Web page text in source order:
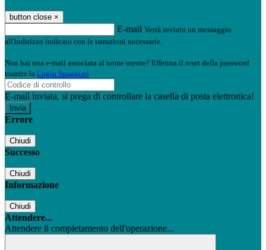
button close ×
E-mail Verrà inviato un messaggio
all'indirizzo indicato con le istruzioni necessarie.
Non hai una e-mail associata al nome utente? Effettua il reset della password
tramite la Login Spaggiari
E-mail inviata, si prega di controllare la casella di posta elettronica!
Errore
Chiudi
Successo
Chiudi
Informazione
Chiudi
Attendere...
Attendere il completamento dell'operazione...